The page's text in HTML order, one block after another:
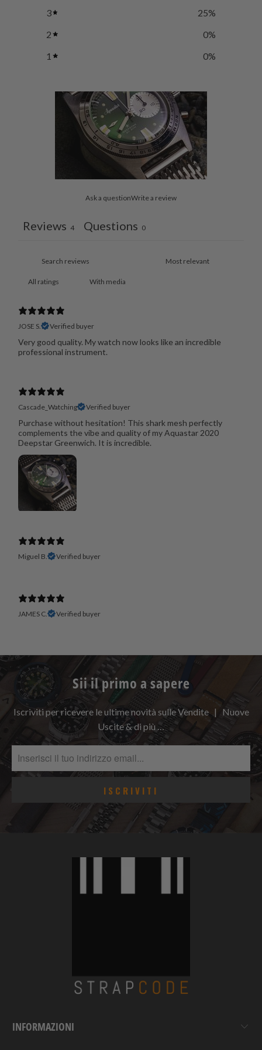
3
25%
2
0%
1
0%
Ask a questionWrite a review
Reviews 4 Questions 0
With media
JOSE S. Verified buyer
Very good quality. My watch now looks like an incredible
professional instrument.
Cascade_Watching Verified buyer
Purchase without hesitation! This shark mesh perfectly
complements the vibe and quality of my Aquastar 2020
Deepstar Greenwich. It is incredible.
Miguel B. Verified buyer
JAMES C. Verified buyer
Sii il primo a sapere
Iscriviti per ricevere le ultime novità sulle Vendite | Nuove
Uscite & di più …
INFORMAZIONI